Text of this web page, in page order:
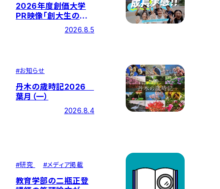
2026年度創価大学
PR映像「創大生の成
長実感!!―全国学生調
査ポジティブリストで
2026.8.5
#お知らせ
丹木の歳時記2026
葉月（一）
2026.8.4
#研究 #メディア掲載
教育学部の二瓶正登